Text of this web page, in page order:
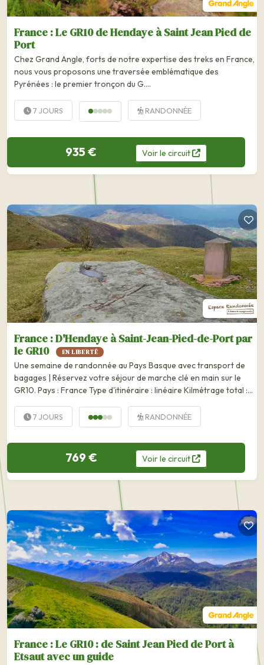
France : Le GR10 de Hendaye à Saint Jean Pied de
Port
Chez Grand Angle, forts de notre expertise des treks en France,
nous vous proposons une traversée emblématique des
Pyrénées : le premier tronçon du G….
7 JOURS RANDONNÉE
935 € Voirle circuit
France : D'Hendaye à Saint-Jean-Pied-de-Port par
le GR10
EN LIBERTÉ
Une semaine de randonnée au Pays Basque avec transport de
bagages | Réservez votre séjour de marche clé en main sur le
GR10. Pays : France Type d'itinéraire : linéaire Kilmétrage total :
soutenu Ce séjour...
7 JOURS RANDONNÉE
769 € Voirle circuit
France : Le GR10 : de Saint Jean Pied de Port à
Etsaut avec un guide